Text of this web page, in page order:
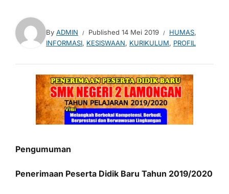
By ADMIN Published 14 Mei 2019 HUMAS,
INFORMASI, KESISWAAN, KURIKULUM, PROFIL
Pengumuman
Penerimaan Peserta Didik Baru Tahun 2019/2020